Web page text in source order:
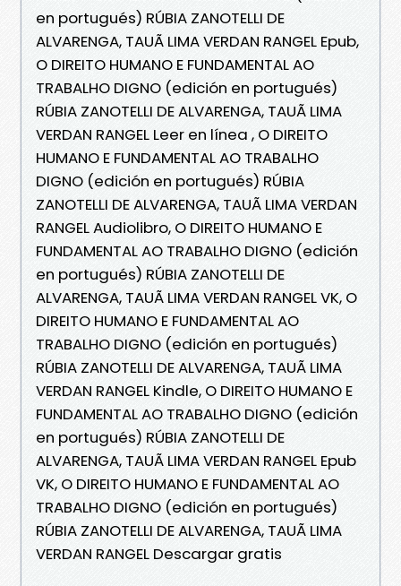
en portugués) RÚBIA ZANOTELLI DE
ALVARENGA, TAUÃ LIMA VERDAN RANGEL Epub,
O DIREITO HUMANO E FUNDAMENTAL AO
TRABALHO DIGNO (edición en portugués)
RÚBIA ZANOTELLI DE ALVARENGA, TAUÃ LIMA
VERDAN RANGEL Leer en línea , O DIREITO
HUMANO E FUNDAMENTAL AO TRABALHO
DIGNO (edición en portugués) RÚBIA
ZANOTELLI DE ALVARENGA, TAUÃ LIMA VERDAN
RANGEL Audiolibro, O DIREITO HUMANO E
FUNDAMENTAL AO TRABALHO DIGNO (edición
en portugués) RÚBIA ZANOTELLI DE
ALVARENGA, TAUÃ LIMA VERDAN RANGEL VK, O
DIREITO HUMANO E FUNDAMENTAL AO
TRABALHO DIGNO (edición en portugués)
RÚBIA ZANOTELLI DE ALVARENGA, TAUÃ LIMA
VERDAN RANGEL Kindle, O DIREITO HUMANO E
FUNDAMENTAL AO TRABALHO DIGNO (edición
en portugués) RÚBIA ZANOTELLI DE
ALVARENGA, TAUÃ LIMA VERDAN RANGEL Epub
VK, O DIREITO HUMANO E FUNDAMENTAL AO
TRABALHO DIGNO (edición en portugués)
RÚBIA ZANOTELLI DE ALVARENGA, TAUÃ LIMA
VERDAN RANGEL Descargar gratis